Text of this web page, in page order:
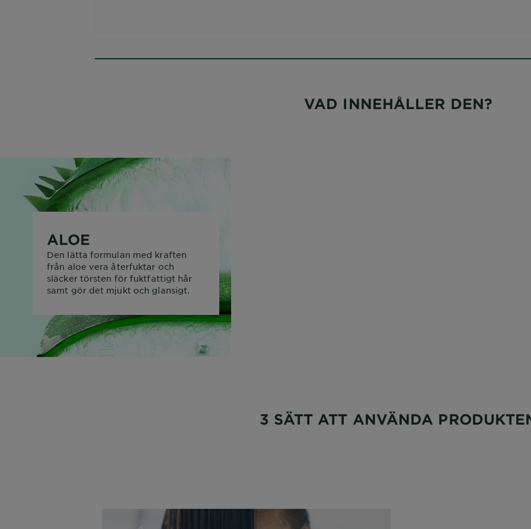
VAD INNEHÅLLER DEN?
ALOE
Den lätta formulan med kraften
från aloe vera återfuktar och
släcker törsten för fuktfattigt hår
samt gör det mjukt och glansigt.
3 SÄTT ATT ANVÄNDA